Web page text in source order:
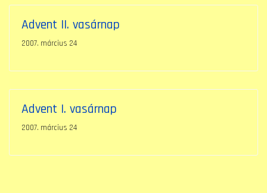
Advent II. vasárnap
2007. március 24
Advent I. vasárnap
2007. március 24